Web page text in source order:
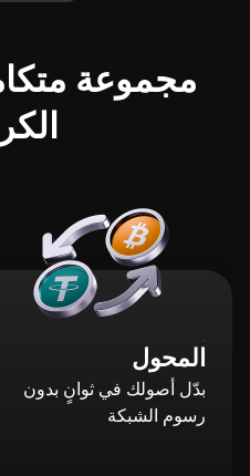
مجموعة
المحول
بدّل أصولك في ثوانٍ بدون
رسوم الشبكة